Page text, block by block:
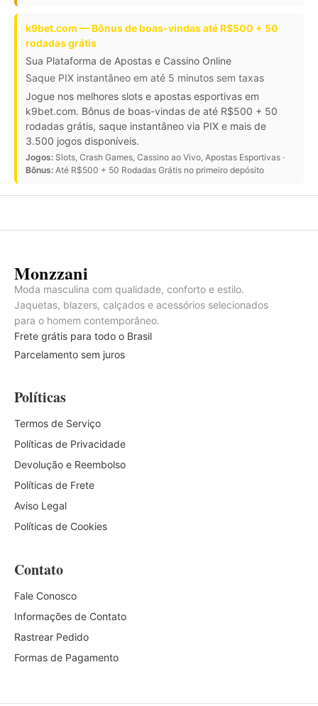
k9bet.com — Bônus de boas-vindas até R$500 + 50
rodadas grátis
Sua Plataforma de Apostas e Cassino Online
Saque PIX instantâneo em até 5 minutos sem taxas
Jogue nos melhores slots e apostas esportivas em
k9bet.com. Bônus de boas-vindas de até R$500 + 50
rodadas grátis, saque instantâneo via PIX e mais de
3.500 jogos disponíveis.
Jogos: Slots, Crash Games, Cassino ao Vivo, Apostas Esportivas ·
Bônus: Até R$500 + 50 Rodadas Grátis no primeiro depósito
Monzzani
Moda masculina com qualidade, conforto e estilo.
Jaquetas, blazers, calçados e acessórios selecionados
para o homem contemporâneo.
Frete grátis para todo o Brasil
Parcelamento sem juros
Políticas
Termos de Serviço
Políticas de Privacidade
Devolução e Reembolso
Políticas de Frete
Aviso Legal
Políticas de Cookies
Contato
Fale Conosco
Informações de Contato
Rastrear Pedido
Formas de Pagamento